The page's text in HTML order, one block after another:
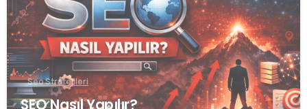
Seo Stratejileri
SEO Nasıl Yapılır?